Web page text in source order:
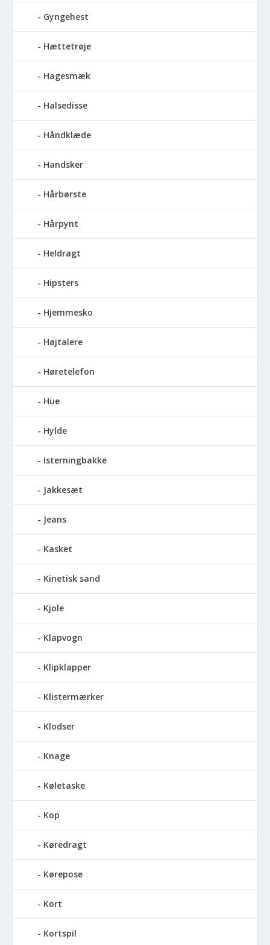
Gyngehest
Hættetrøje
Hagesmæk
Halsedisse
Håndklæde
Handsker
Hårbørste
Hårpynt
Heldragt
Hipsters
Hjemmesko
Højtalere
Høretelefon
Hue
Hylde
Isterningbakke
Jakkesæt
Jeans
Kasket
Kinetisk sand
Kjole
Klapvogn
Klipklapper
Klistermærker
Klodser
Knage
Køletaske
Kop
Køredragt
Kørepose
Kort
Kortspil